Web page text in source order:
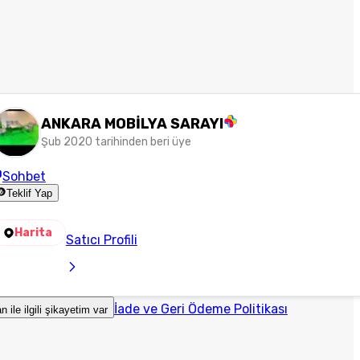
ANKARA MOBİLYA SARAYI
Şub 2020 tarihinden beri üye
Sohbet
Teklif Yap
Harita Satıcı Profili
ile ilgili şikayetim var İade ve Geri Ödeme Politikası